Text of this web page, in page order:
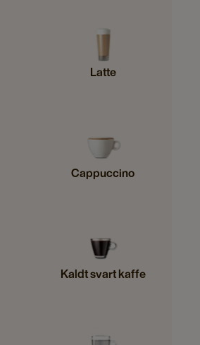
Latte
Cappuccino
Kaldt svart kaffe